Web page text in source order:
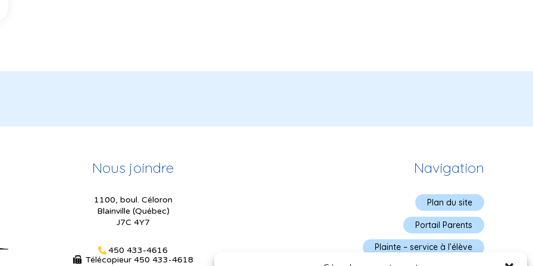
Nous joindre
1100, boul. Céloron
Blainville (Québec)
J7C 4Y7
450 433-4616
Télécopieur 450 433-4618
Navigation
Plan du site
Portail Parents
Plainte – service à l’élève